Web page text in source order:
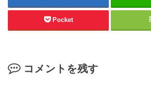
Pocket
コメントを残す